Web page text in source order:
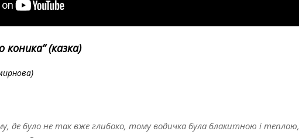
коника” (казка)
де було не так вже глибоко, тому водичка була блакитною і теплою,